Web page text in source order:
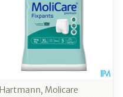
Hartmann, Molicare